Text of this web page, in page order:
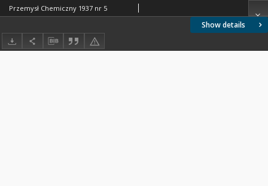
Show details
Przemysł Chemiczny 1937 nr 5